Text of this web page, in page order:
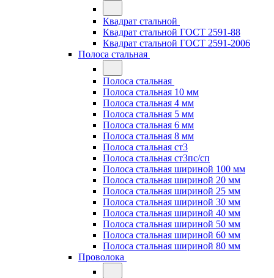
Квадрат стальной
Квадрат стальной ГОСТ 2591-88
Квадрат стальной ГОСТ 2591-2006
Полоса стальная
Полоса стальная
Полоса стальная 10 мм
Полоса стальная 4 мм
Полоса стальная 5 мм
Полоса стальная 6 мм
Полоса стальная 8 мм
Полоса стальная ст3
Полоса стальная ст3пс/сп
Полоса стальная шириной 100 мм
Полоса стальная шириной 20 мм
Полоса стальная шириной 25 мм
Полоса стальная шириной 30 мм
Полоса стальная шириной 40 мм
Полоса стальная шириной 50 мм
Полоса стальная шириной 60 мм
Полоса стальная шириной 80 мм
Проволока